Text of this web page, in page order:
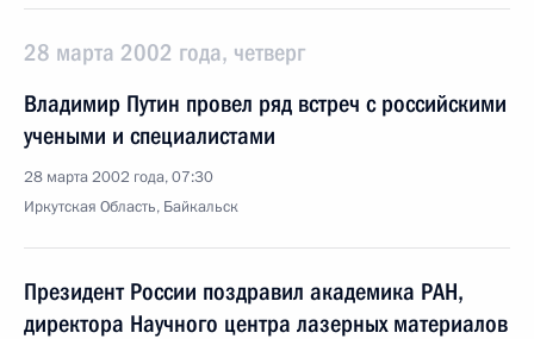
28 марта 2002 года, четверг
Владимир Путин провел ряд встреч с российскими
учеными и специалистами
28 марта 2002 года, 07:30
Иркутская Область, Байкальск
Президент России поздравил академика РАН,
директора Научного центра лазерных материалов